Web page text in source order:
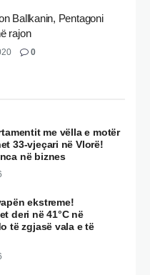
Ballkanin, Pentagoni
rajon
0
me vëlla e motër
33-vjeçari në Vlorë!
në biznes
ekstreme!
deri në 41°C në
të zgjasë vala e të